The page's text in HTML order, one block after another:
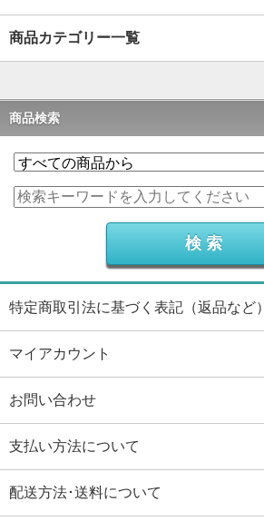
商品カテゴリー一覧
商品検索
特定商取引法に基づく表記（返品など）
マイアカウント
お問い合わせ
支払い方法について
配送方法･送料について